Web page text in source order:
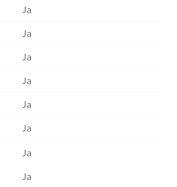
Ja
Ja
Ja
Ja
Ja
Ja
Ja
Ja